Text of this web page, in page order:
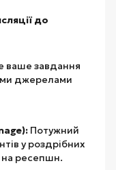
до
ваше завдання
джерелами
Потужний
у роздрібних
на ресепшн.